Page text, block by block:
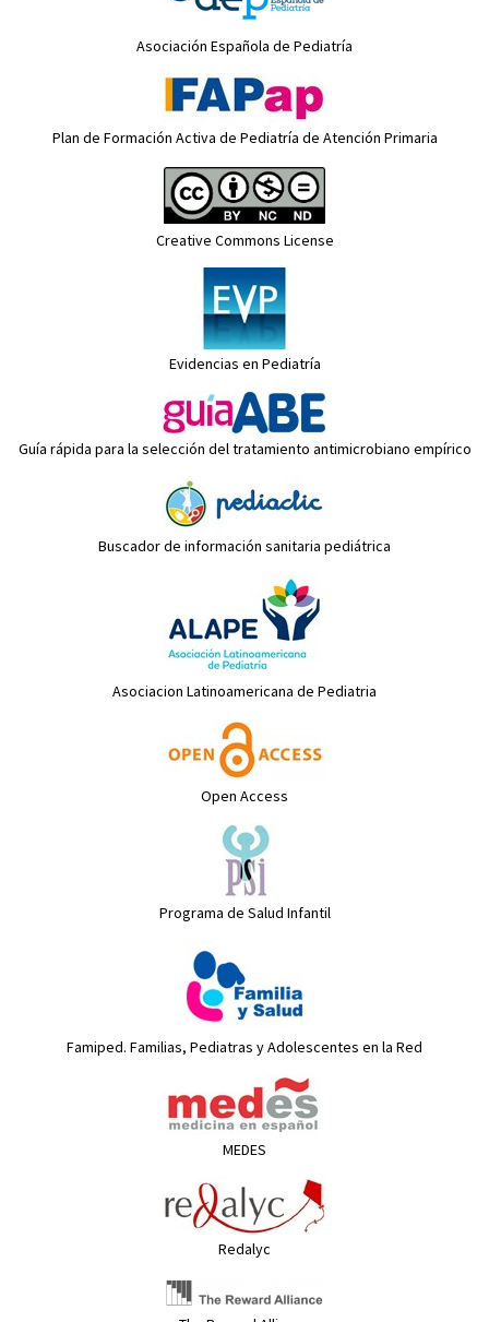
Asociación Española de Pediatría
Plan de Formación Activa de Pediatría de Atención Primaria
Creative Commons License
Evidencias en Pediatría
Guía rápida para la selección del tratamiento antimicrobiano empírico
Buscador de información sanitaria pediátrica
Asociacion Latinoamericana de Pediatria
Open Access
Programa de Salud Infantil
Famiped. Familias, Pediatras y Adolescentes en la Red
MEDES
Redalyc